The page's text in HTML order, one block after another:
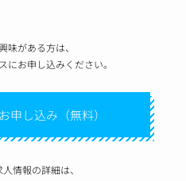
味がある方は、
にお申し込みください。
申し込み（無料）
情報の詳細は、